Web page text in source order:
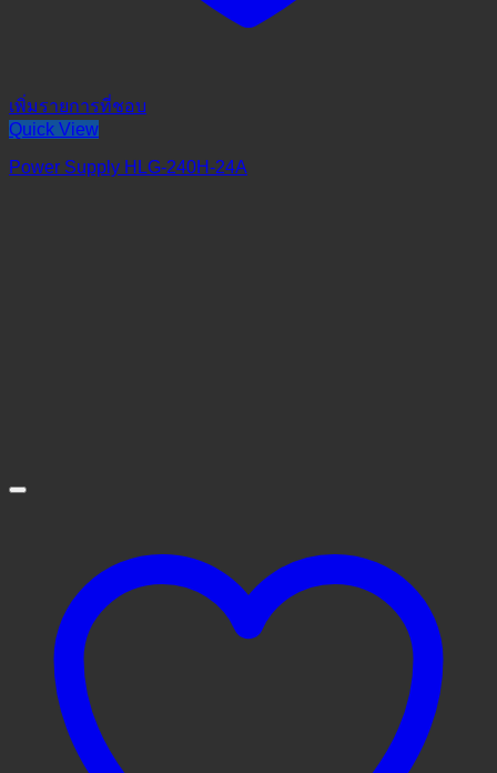
เพิ่มรายการที่ชอบ
Quick View
Power Supply HLG-240H-24A